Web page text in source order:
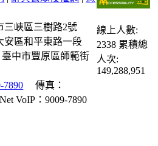
三峽區三樹路2號
安區和平東路一段
中市豐原區師範街
7890
傳真：
VoIP：9009-7890
線上人數:
2338 累積總
人次:
149,288,951